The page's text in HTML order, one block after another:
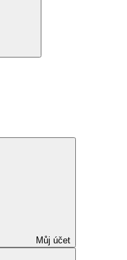
Můj účet